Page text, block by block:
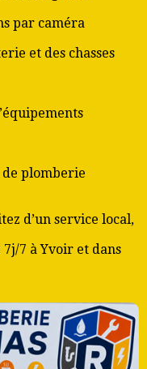
par caméra
et des chasses
de plomberie
d’un service local,
7 à Yvoir et dans